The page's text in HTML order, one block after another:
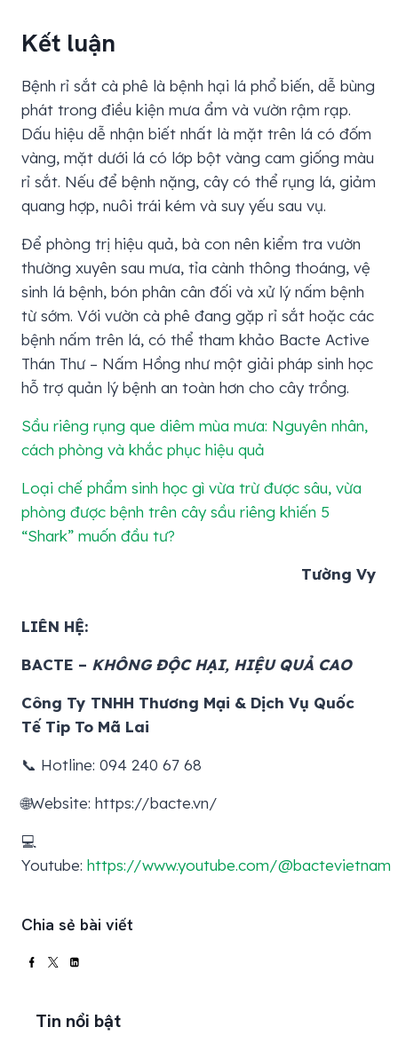
Kết luận
Bệnh rỉ sắt cà phê là bệnh hại lá phổ biến, dễ bùng
phát trong điều kiện mưa ẩm và vườn rậm rạp.
Dấu hiệu dễ nhận biết nhất là mặt trên lá có đốm
vàng, mặt dưới lá có lớp bột vàng cam giống màu
rỉ sắt. Nếu để bệnh nặng, cây có thể rụng lá, giảm
quang hợp, nuôi trái kém và suy yếu sau vụ.
Để phòng trị hiệu quả, bà con nên kiểm tra vườn
thường xuyên sau mưa, tỉa cành thông thoáng, vệ
sinh lá bệnh, bón phân cân đối và xử lý nấm bệnh
từ sớm. Với vườn cà phê đang gặp rỉ sắt hoặc các
bệnh nấm trên lá, có thể tham khảo Bacte Active
Thán Thư – Nấm Hồng như một giải pháp sinh học
hỗ trợ quản lý bệnh an toàn hơn cho cây trồng.
Sầu riêng rụng que diêm mùa mưa: Nguyên nhân,
cách phòng và khắc phục hiệu quả
Loại chế phẩm sinh học gì vừa trừ được sâu, vừa
phòng được bệnh trên cây sầu riêng khiến 5
“Shark” muốn đầu tư?
Tường Vy
LIÊN HỆ:
BACTE – KHÔNG ĐỘC HẠI, HIỆU QUẢ CAO
Công Ty TNHH Thương Mại & Dịch Vụ Quốc
Tế Tip To Mã Lai
📞 Hotline: 094 240 67 68
🌐Website: https://bacte.vn/
💻
Youtube: https://www.youtube.com/@bactevietnam
Chia sẻ bài viết
Tin nổi bật